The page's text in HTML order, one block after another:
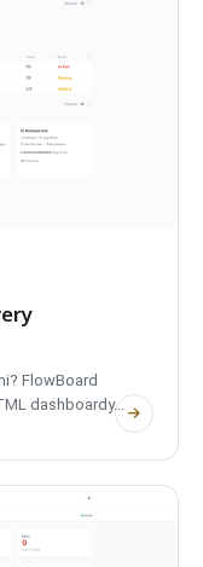
FlowBoard
dashboardy...